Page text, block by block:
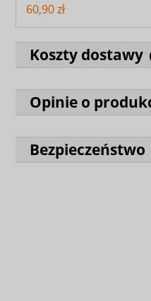
60,90 zł
Koszty dostawy
Opinie o
Bezpieczeństwo